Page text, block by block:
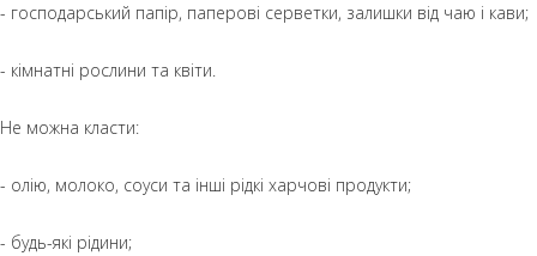
- господарський папір, паперові серветки, залишки від чаю і кави;
- кімнатні рослини та квіти.
Не можна класти:
- олію, молоко, соуси та інші рідкі харчові продукти;
- будь-які рідини;